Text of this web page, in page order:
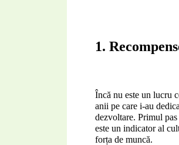
1.
Încă nu este un lucru
anii pe care i-au
dezvoltare. Primul
este un indicator al
forța de muncă.